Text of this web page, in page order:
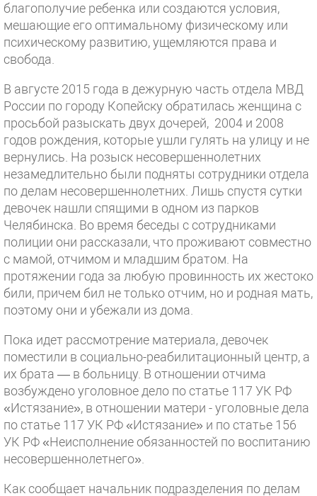
благополучие ребенка или создаются условия,
мешающие его оптимальному физическому или
психическому развитию, ущемляются права и
свобода.
В августе 2015 года в дежурную часть отдела МВД
России по городу Копейску обратилась женщина с
просьбой разыскать двух дочерей, 2004 и 2008
годов рождения, которые ушли гулять на улицу и не
вернулись. На розыск несовершеннолетних
незамедлительно были подняты сотрудники отдела
по делам несовершеннолетних. Лишь спустя сутки
девочек нашли спящими в одном из парков
Челябинска. Во время беседы с сотрудниками
полиции они рассказали, что проживают совместно
с мамой, отчимом и младшим братом. На
протяжении года за любую провинность их жестоко
били, причем бил не только отчим, но и родная мать,
поэтому они и убежали из дома.
Пока идет рассмотрение материала, девочек
поместили в социально-реабилитационный центр, а
их брата — в больницу. В отношении отчима
возбуждено уголовное дело по статье 117 УК РФ
«Истязание», в отношении матери - уголовные дела
по статье 117 УК РФ «Истязание» и по статье 156
УК РФ «Неисполнение обязанностей по воспитанию
несовершеннолетнего».
Как сообщает начальник подразделения по делам